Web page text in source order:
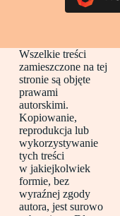
Wszelkie treści
zamieszczone na tej
stronie są objęte
prawami
autorskimi.
Kopiowanie,
reprodukcja lub
wykorzystywanie
tych treści
w jakiejkolwiek
formie, bez
wyraźnej zgody
autora, jest surowo